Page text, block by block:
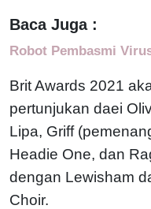
Baca Juga :
Robot Pembasmi
Brit Awards 2021
pertunjukan daei
Lipa, Griff
Headie One, dan
dengan Lewisham
Choir.